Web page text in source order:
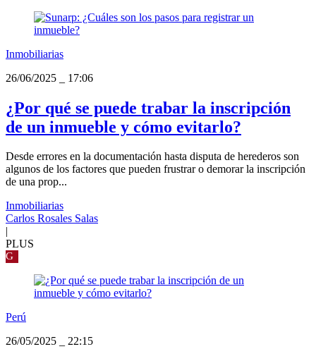
Inmobiliarias
26/06/2025
17:06
¿Por qué se puede trabar la inscripción
de un inmueble y cómo evitarlo?
Desde errores en la documentación hasta disputa de herederos son
algunos de los factores que pueden frustrar o demorar la inscripción
de una prop...
Inmobiliarias
Carlos Rosales Salas
PLUS
G
Perú
26/05/2025
22:15